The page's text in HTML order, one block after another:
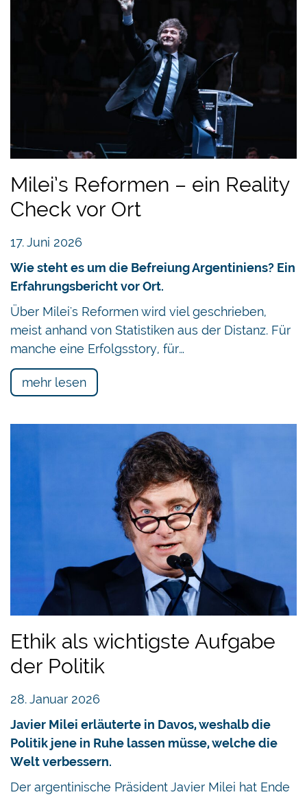
Milei’s Reformen – ein Reality
Check vor Ort
17. Juni 2026
Wie steht es um die Befreiung Argentiniens? Ein
Erfahrungsbericht vor Ort.
Über Milei's Reformen wird viel geschrieben,
meist anhand von Statistiken aus der Distanz. Für
manche eine Erfolgsstory, für…
mehr lesen
Ethik als wichtigste Aufgabe
der Politik
28. Januar 2026
Javier Milei erläuterte in Davos, weshalb die
Politik jene in Ruhe lassen müsse, welche die
Welt verbessern.
Der argentinische Präsident Javier Milei hat Ende